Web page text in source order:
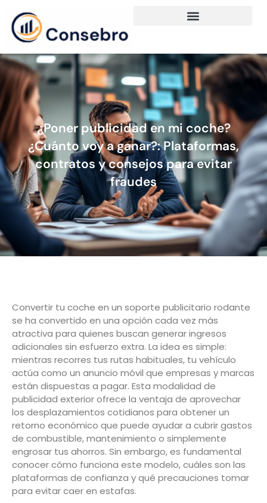
¿Poner publicidad en mi coche?
¿Cuánto voy a ganar?: Plataformas,
contratos y consejos para evitar
fraudes
Convertir tu coche en un soporte publicitario rodante
se ha convertido en una opción cada vez más
atractiva para quienes buscan generar ingresos
adicionales sin esfuerzo extra. La idea es simple:
mientras recorres tus rutas habituales, tu vehículo
actúa como un anuncio móvil que empresas y marcas
están dispuestas a pagar. Esta modalidad de
publicidad exterior ofrece la ventaja de aprovechar
los desplazamientos cotidianos para obtener un
retorno económico que puede ayudar a cubrir gastos
de combustible, mantenimiento o simplemente
engrosar tus ahorros. Sin embargo, es fundamental
conocer cómo funciona este modelo, cuáles son las
plataformas de confianza y qué precauciones tomar
para evitar caer en estafas.